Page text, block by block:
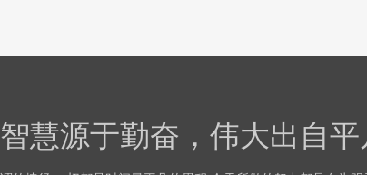
智慧源于勤奋，伟大出自平